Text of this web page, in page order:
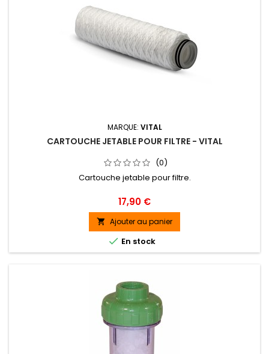
MARQUE: VITAL
CARTOUCHE JETABLE POUR FILTRE - VITAL
(0)
Cartouche jetable pour filtre.
Prix
17,90 €
 Ajouter au panier
 En stock